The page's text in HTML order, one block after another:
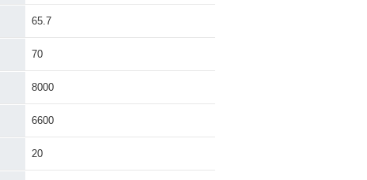
65.7
70
8000
6600
20